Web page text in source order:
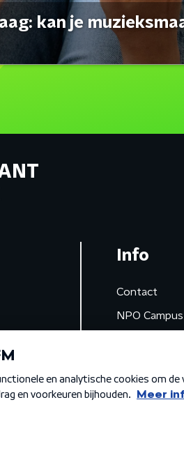
kan je
Info
Contact
NPO Campus
Privacybeleid